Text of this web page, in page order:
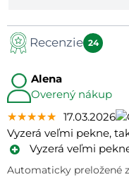
Recenzie 24
Alena
Overený nákup
★★★★★
★★★★★
★★★★★ 17.03.2026
Vyzerá veľmi pekne,
Vyzerá veľmi
Automaticky preložené